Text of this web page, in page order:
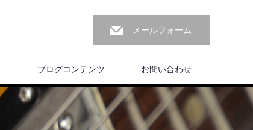
メールフォーム
ブログコンテンツ お問い合わせ